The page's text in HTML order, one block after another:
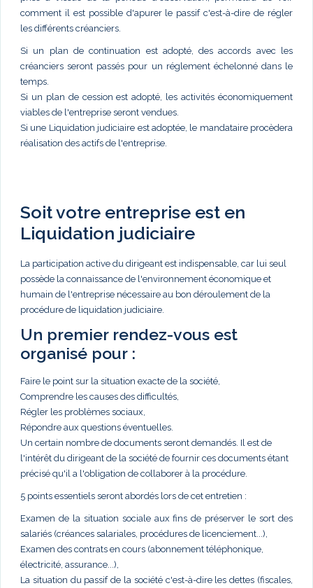
comment il est possible d'apurer le passif c'est-à-dire de régler
les différents créanciers.
Si un plan de continuation est adopté, des accords avec les
créanciers seront passés pour un réglement échelonné dans le
temps.
Si un plan de cession est adopté, les activités économiquement
viables de l'entreprise seront vendues.
Si une Liquidation judiciaire est adoptée, le mandataire procèdera
réalisation des actifs de l'entreprise.
Soit votre entreprise est en
Liquidation judiciaire
La participation active du dirigeant est indispensable, car lui seul
possède la connaissance de l'environnement économique et
humain de l'entreprise nécessaire au bon déroulement de la
procédure de liquidation judiciaire.
Un premier rendez-vous est
organisé pour :
Faire le point sur la situation exacte de la société,
Comprendre les causes des difficultés,
Régler les problèmes sociaux,
Répondre aux questions éventuelles.
Un certain nombre de documents seront demandés. Il est de
l'intérêt du dirigeant de la société de fournir ces documents étant
précisé qu'il a l'obligation de collaborer à la procédure.
5 points essentiels seront abordés lors de cet entretien :
Examen de la situation sociale aux fins de préserver le sort des
salariés (créances salariales, procédures de licenciement...),
Examen des contrats en cours (abonnement téléphonique,
électricité, assurance...),
La situation du passif de la société c'est-à-dire les dettes (fiscales,